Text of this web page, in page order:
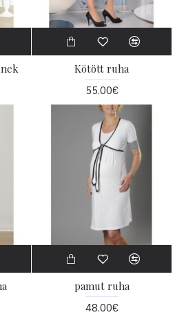
Kötött ruha
55.00€
pamut ruha
48.00€